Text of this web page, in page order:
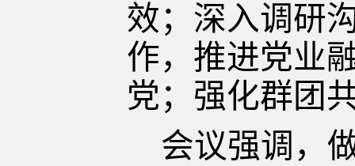
效；深入调研
作，推进党业
党；强化群团
会议强调，